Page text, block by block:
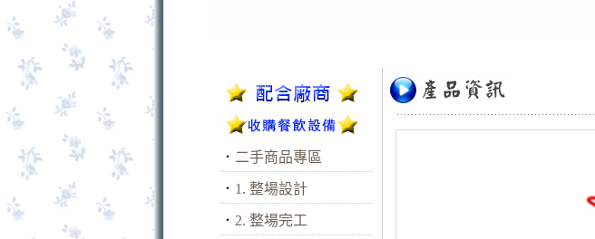
． 二手商品專區
． 1. 整場設計
． 2. 整場完工